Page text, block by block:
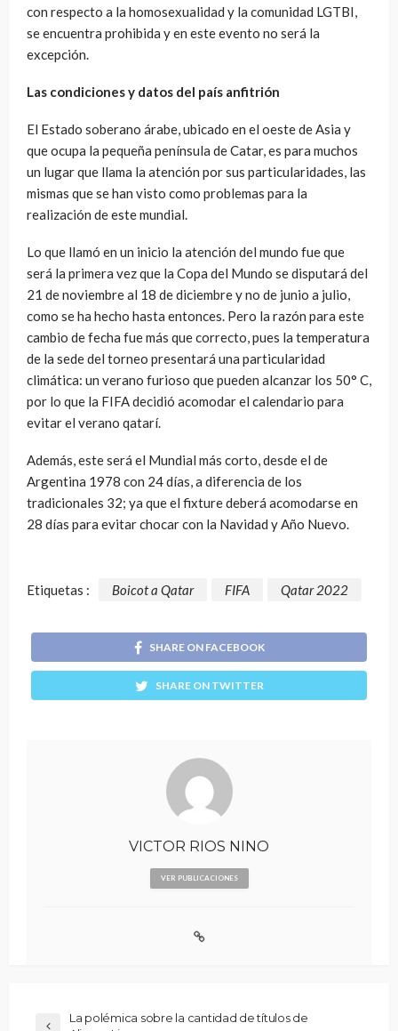
con respecto a la homosexualidad y la comunidad LGTBI,
se encuentra prohibida y en este evento no será la
excepción.
Las condiciones y datos del país anfitrión
El Estado soberano árabe, ubicado en el oeste de Asia y
que ocupa la pequeña península de Catar, es para muchos
un lugar que llama la atención por sus particularidades, las
mismas que se han visto como problemas para la
realización de este mundial.
Lo que llamó en un inicio la atención del mundo fue que
será la primera vez que la Copa del Mundo se disputará del
21 de noviembre al 18 de diciembre y no de junio a julio,
como se ha hecho hasta entonces. Pero la razón para este
cambio de fecha fue más que correcto, pues la temperatura
de la sede del torneo presentará una particularidad
climática: un verano furioso que pueden alcanzar los 50° C,
por lo que la FIFA decidió acomodar el calendario para
evitar el verano qatarí.
Además, este será el Mundial más corto, desde el de
Argentina 1978 con 24 días, a diferencia de los
tradicionales 32; ya que el fixture deberá acomodarse en
28 días para evitar chocar con la Navidad y Año Nuevo.
Etiquetas : Boicot a Qatar FIFA Qatar 2022
SHARE ON FACEBOOK
SHARE ON TWITTER
VICTOR RIOS NINO
VER PUBLICACIONES
La polémica sobre la cantidad de títulos de